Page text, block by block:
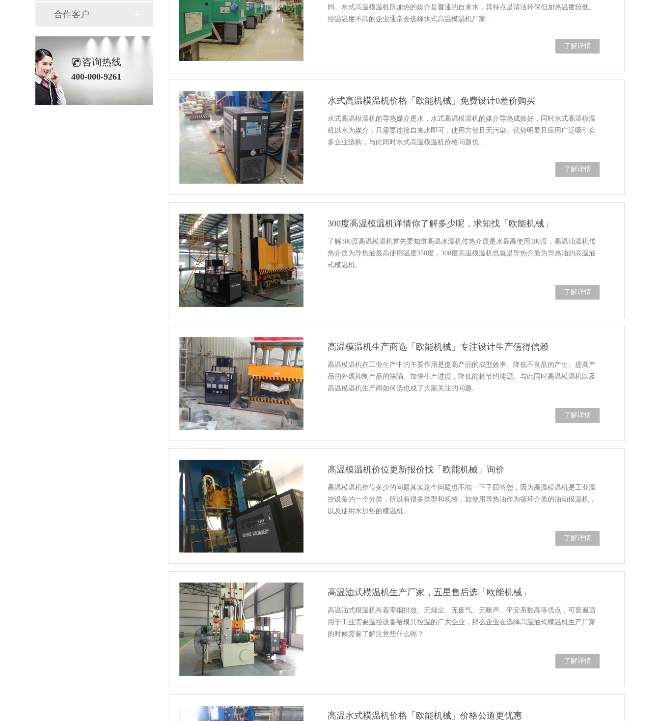
合作客户
咨询热线
400-000-9261
同。水式高温模温机所加热的媒介是普通的自来水，其特点是清洁环保但加热温度较低。
控温温度不高的企业通常会选择水式高温模温机厂家…
了解详情
水式高温模温机价格「欧能机械」免费设计0差价购买
水式高温模温机的导热媒介是水，水式高温模温机的媒介导热成效好，同时水式高温模温
机以水为媒介，只需要连接自来水即可，使用方便且无污染。优势明显且应用广泛吸引众
多企业选购，与此同时水式高温模温机价格问题也…
了解详情
300度高温模温机详情你了解多少呢，求知找「欧能机械」
了解300度高温模温机首先要知道高温水温机传热介质是水最高使用180度，高温油温机传
热介质为导热油最高使用温度350度，300度高温模温机也就是导热介质为导热油的高温油
式模温机。
了解详情
高温模温机生产商选「欧能机械」专注设计生产值得信赖
高温模温机在工业生产中的主要作用是提高产品的成型效率、降低不良品的产生、提高产
品的外观抑制产品的缺陷、加快生产进度，降低能耗节约能源。与此同时高温模温机以及
高温模温机生产商如何选也成了大家关注的问题。
了解详情
高温模温机价位更新报价找「欧能机械」询价
高温模温机价位多少的问题其实这个问题也不能一下子回答您，因为高温模温机是工业温
控设备的一个分类，所以有很多类型和规格，如使用导热油作为循环介质的油动模温机，
以及使用水加热的模温机。
了解详情
高温油式模温机生产厂家，五星售后选「欧能机械」
高温油式模温机有着零烟排放、无烟尘、无废气、无噪声、平安系数高等优点，可普遍适
用于工业需要温控设备给模具控温的广大企业，那么企业在选择高温油式模温机生产厂家
的时候需要了解注意些什么呢？
了解详情
高温水式模温机价格「欧能机械」价格公道更优惠